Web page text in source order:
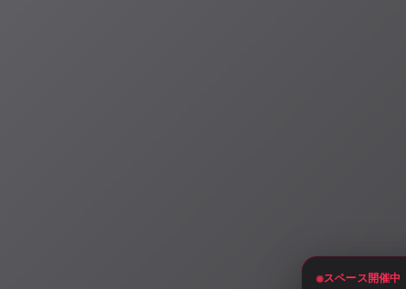
スペース開催中